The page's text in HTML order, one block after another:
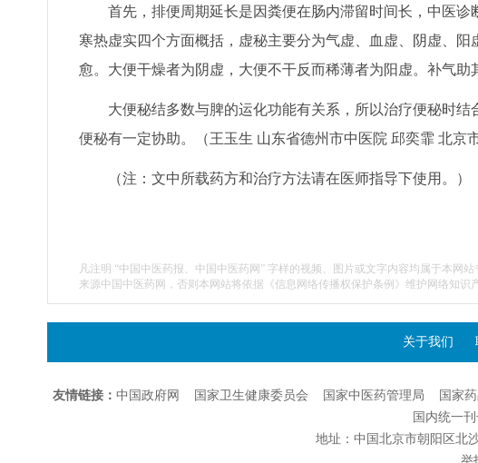
首先，排便周期延长是因粪便在肠内滞留时间长，中医诊
寒热虚实四个方面概括，虚秘主要分为气虚、血虚、阴虚、
愈。大便干燥者为阴虚，大便不干反而稀薄者为阳虚。补气助
大便秘结多数与脾的运化功能有关系，所以治疗便秘时结
便秘有一定协助。（王玉生 山东省德州市中医院 邱奕霏 北京
（注：文中所载药方和治疗方法请在医师指导下使用。）
凡注明 “中国中医药报、中国中医药网” 字样的视频、图片或文字内容均属于本网
来源中国中医药网，否则本网站将依据《信息网络传播权保护条例》维护网络知识产
关于我们
友情链接： 中国政府网 国家卫生健康委员会 国家中医药管理局 国家
国内统一
地址：中国北京市朝阳区北